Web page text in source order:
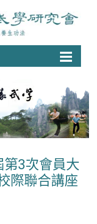
第3次會員大
際聯合講座